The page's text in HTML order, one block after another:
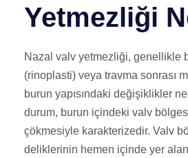
Yetmezliği
Nazal valv yetmezliği, genellikle
(rinoplasti) veya travma sonrası
burun yapısındaki değişiklikler
durum, burun içindeki valv
çökmesiyle karakterizedir. Valv
deliklerinin hemen içinde yer